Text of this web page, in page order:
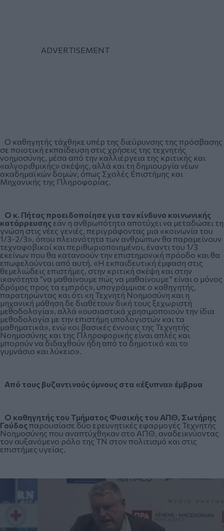
Ο καθηγητής τάχθηκε υπέρ της διεύρυνσης της πρόσβασης
σε ποιοτική εκπαίδευση στις χρήσεις της τεχνητής
νοημοσύνης, μέσα από την καλλιέργεια της κριτικής και
«αλγοριθμικής» σκέψης, αλλά και τη δημιουργία νέων
ακαδημαϊκών δομών, όπως Σχολές Επιστήμης και
Μηχανικής της Πληροφορίας.
Ο κ. Πήτας προειδοποίησε για τον κίνδυνο κοινωνικής
κατάρρευσηςεάν η ανθρωπότητα αποτύχει να μεταδώσει τη
γνώση στις νέες γενιές, περιγράφοντας μια «κοινωνία του
1/3-2/3», όπου πλειονότητα των ανθρώπων θα παραμείνουν
τεχνοφοβικοί και περιθωριοποιημένοι, έναντι του 1/3
εκείνων που θα κατανοούν την επιστημονική πρόοδο και θα
επωφελούνται από αυτή. «Η εκπαιδευτική έμφαση στις
θεμελιώδεις επιστήμες, στην κριτική σκέψη και στην
ικανότητα “να μαθαίνουμε πώς να μαθαίνουμε” είναι ο μόνος
δρόμος προς τα εμπρός», υπογράμμισε ο καθηγητής,
παρατηρώντας και ότι «η Τεχνητή Νοημοσύνη και η
μηχανική μάθηση δε διαθέτουν δική τους ξεχωριστή
μεθοδολογία», αλλά «ουσιαστικά χρησιμοποιούν την ίδια
μεθοδολογία με την επιστήμη υπολογιστών και τα
μαθηματικά», ενώ «οι βασικές έννοιες της Τεχνητής
Νοημοσύνης και της Πληροφορικής είναι απλές και
μπορούν να διδαχθούν ήδη από το δημοτικό και το
γυμνάσιο και λύκειο».
Από τους βυζαντινούς ύμνους στα «έξυπνα» έμβρυα
Ο καθηγητής του Τμήματος Φυσικής του ΑΠΘ, Σωτήρης
Γούδοςπαρουσίασε δύο ερευνητικές εφαρμογές Τεχνητής
Νοημοσύνης που αναπτύχθηκαν στο ΑΠΘ, αναδεικνύοντας
τον αυξανόμενο ρόλο της ΤΝ στον πολιτισμό και στις
επιστήμες υγείας.